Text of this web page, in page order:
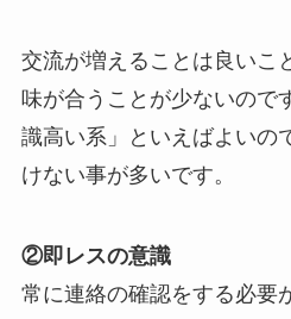
交流が増えることは良いこ
味が合うことが少ないので
識高い系」といえばよいの
けない事が多いです。
②即レスの意識
常に連絡の確認をする必要